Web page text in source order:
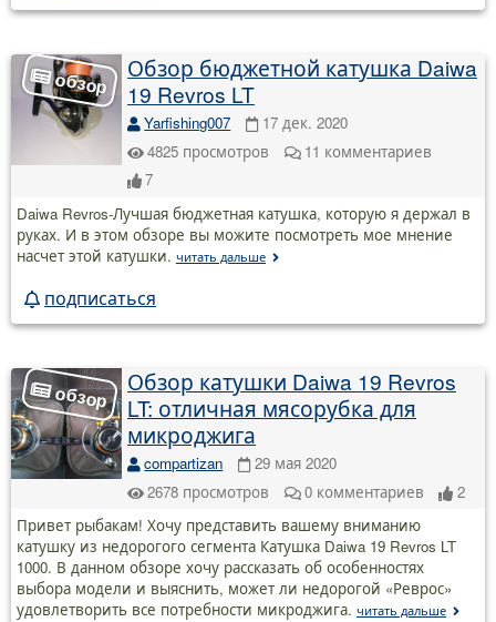
Обзор бюджетной катушка Daiwa
19 Revros LT
Yarfishing007
17 дек. 2020
4825 просмотров 11 комментариев
7
Daiwa Revros-Лучшая бюджетная катушка, которую я держал в
руках. И в этом обзоре вы можите посмотреть мое мнение
насчет этой катушки. читать дальше
подписаться
Обзор катушки Daiwa 19 Revros
LT: отличная мясорубка для
микроджига
compartizan
29 мая 2020
2678 просмотров 0 комментариев
2
Привет рыбакам! Хочу представить вашему вниманию
катушку из недорогого сегмента Катушка Daiwa 19 Revros LT
1000. В данном обзоре хочу рассказать об особенностях
выбора модели и выяснить, может ли недорогой «Реврос»
удовлетворить все потребности микроджига. читать дальше